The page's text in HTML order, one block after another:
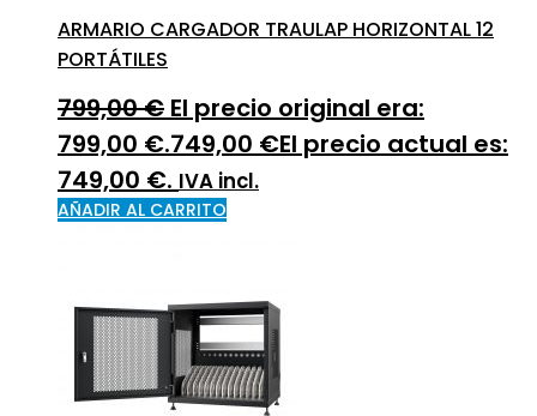
ARMARIO CARGADOR TRAULAP HORIZONTAL 12
PORTÁTILES
799,00€ El precio original era:
799,00 €.749,00 €El precio actual es:
749,00 €. IVA incl.
AÑADIR AL CARRITO